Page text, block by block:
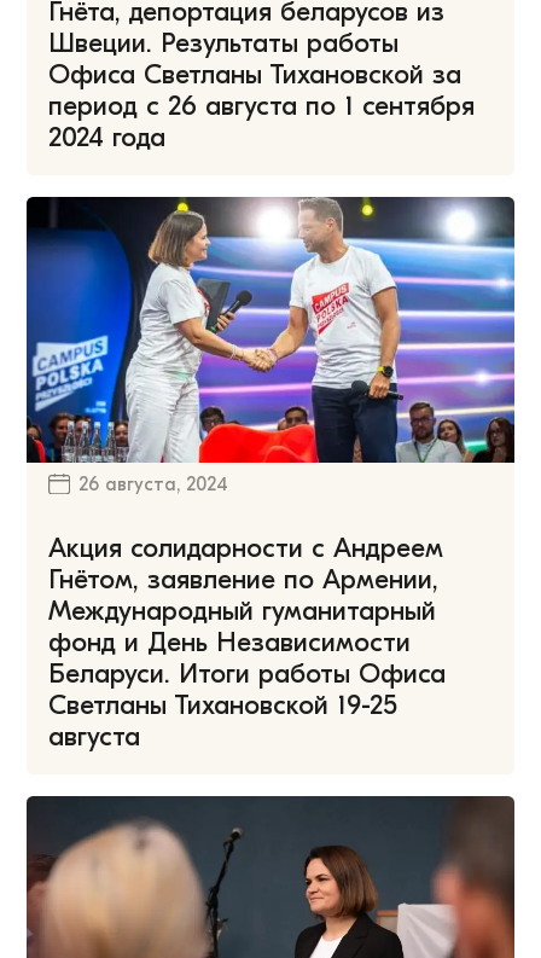
Гнёта, депортация беларусов из
Швеции. Результаты работы
Офиса Светланы Тихановской за
период с 26 августа по 1 сентября
2024 года
26 августа, 2024
Акция солидарности с Андреем
Гнётом, заявление по Армении,
Международный гуманитарный
фонд и День Независимости
Беларуси. Итоги работы Офиса
Светланы Тихановской 19-25
августа